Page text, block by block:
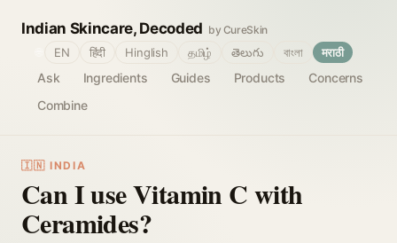
Indian Skincare, Decoded by CureSkin
Ask Ingredients Guides Products
Concerns
Combine
EN हिंदी Hinglish தமிழ் తెలుగు বাংলা मराठी
🇮🇳 INDIA
Can I use Vitamin C with
Ceramides?